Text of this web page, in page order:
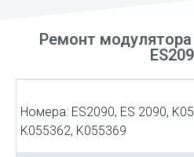
Ремонт модулятора
Номера: ES2090, ES 2090,
K055362, K055369